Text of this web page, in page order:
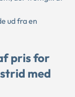
ud fra en
pris for
med